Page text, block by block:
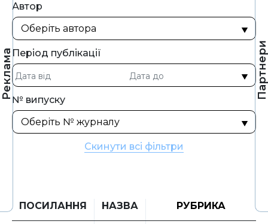
Реклама Партнери
Автор
Період публікації
№ випуску
Скинути всі фільтри
ПОСИЛАННЯ НАЗВА РУБРИКА